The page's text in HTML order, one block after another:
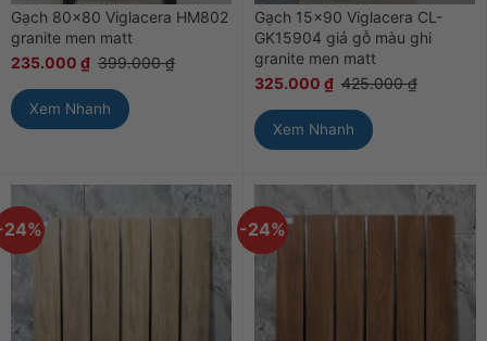
Gạch 80×80 Viglacera HM802
granite men matt
235.000 ₫ 399.000₫
Xem Nhanh
Gạch 15×90 Viglacera CL-
GK15904 giả gỗ màu ghi
granite men matt
325.000 ₫ 425.000₫
Xem Nhanh
-24%